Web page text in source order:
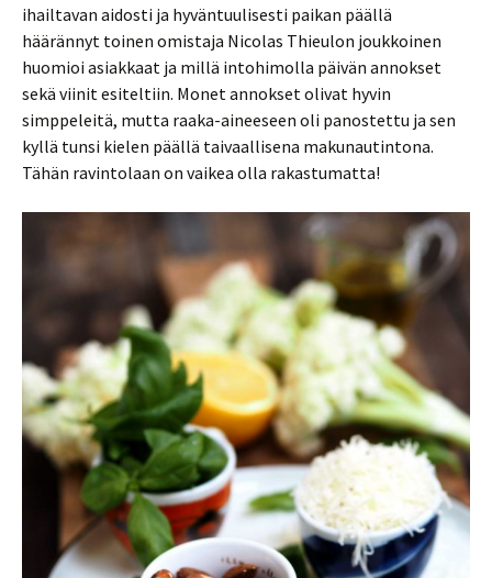
ihailtavan aidosti ja hyväntuulisesti paikan päällä
häärännyt toinen omistaja Nicolas Thieulon joukkoinen
huomioi asiakkaat ja millä intohimolla päivän annokset
sekä viinit esiteltiin. Monet annokset olivat hyvin
simppeleitä, mutta raaka-aineeseen oli panostettu ja sen
kyllä tunsi kielen päällä taivaallisena makunautintona.
Tähän ravintolaan on vaikea olla rakastumatta!